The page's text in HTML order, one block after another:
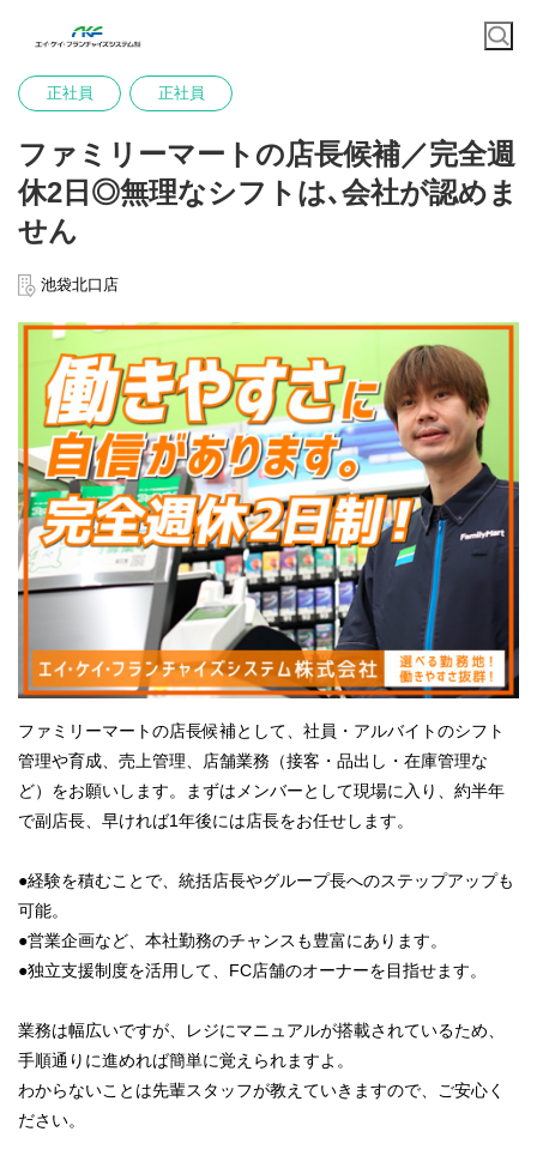
正社員 正社員
ファミリーマートの店長候補／完全週
休2日◎無理なシフトは､会社が認めま
せん
池袋北口店
ファミリーマートの店長候補として、社員・アルバイトのシフト
管理や育成、売上管理、店舗業務（接客・品出し・在庫管理な
ど）をお願いします。まずはメンバーとして現場に入り、約半年
で副店長、早ければ1年後には店長をお任せします。
●経験を積むことで、統括店長やグループ長へのステップアップも
可能。
●営業企画など、本社勤務のチャンスも豊富にあります。
●独立支援制度を活用して、FC店舗のオーナーを目指せます。
業務は幅広いですが、レジにマニュアルが搭載されているため、
手順通りに進めれば簡単に覚えられますよ。
わからないことは先輩スタッフが教えていきますので、ご安心く
ださい。